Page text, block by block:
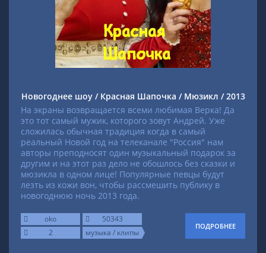
Новогоднее шоу / Красная Шапочка / Мюзикл / 2013
На экраны возвращается всеми любимая Верка! Да
это тот самый мужик, которого зовут Андрей. Уже
сложилась обычная традиция когда в самый
реальный Новой год на телеканале "Россия" нам
авторы преподносят один музыкальный подарок за
другим и на этот раз дело не обошлось без сказки и
мюзикла в одном лице! Популярные певцы будут
лезть из кожи вон, чтобы рассмешить публику в
новогоднюю ночь 2013 года.
oko
50343
2
музыка / клипы
ПОДРОБНЕЕ